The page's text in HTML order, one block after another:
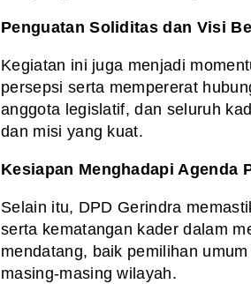
Penguatan Soliditas dan Visi
Kegiatan ini juga menjadi
persepsi serta mempererat
anggota legislatif, dan seluruh
dan misi yang kuat.
Kesiapan Menghadapi Agenda
Selain itu, DPD Gerindra
serta kematangan kader dalam
mendatang, baik pemilihan
masing-masing wilayah.